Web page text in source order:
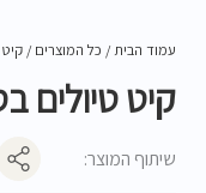
עמוד הבית/ כל המוצרים/ קיט
קיט טיולים
שיתוף המוצר: